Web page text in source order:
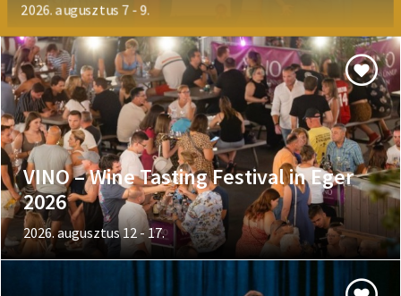
2026. augusztus 7 - 9.
VINO – Wine Tasting Festival in Eger
2026
2026. augusztus 12 - 17.